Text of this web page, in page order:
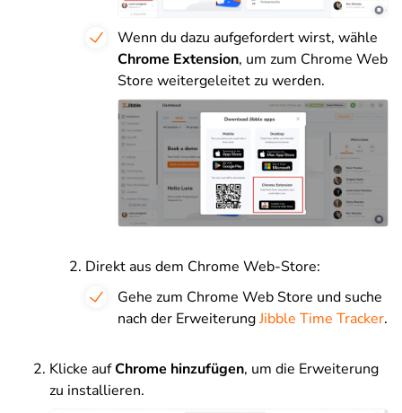
Wenn du dazu aufgefordert wirst, wähle
Chrome Extension, um zum Chrome Web
Store weitergeleitet zu werden.
Direkt aus dem Chrome Web-Store:
Gehe zum Chrome Web Store und suche
nach der ErweiterungJibble Time Tracker.
Klicke aufChrome hinzufügen, um die Erweiterung
zu installieren.